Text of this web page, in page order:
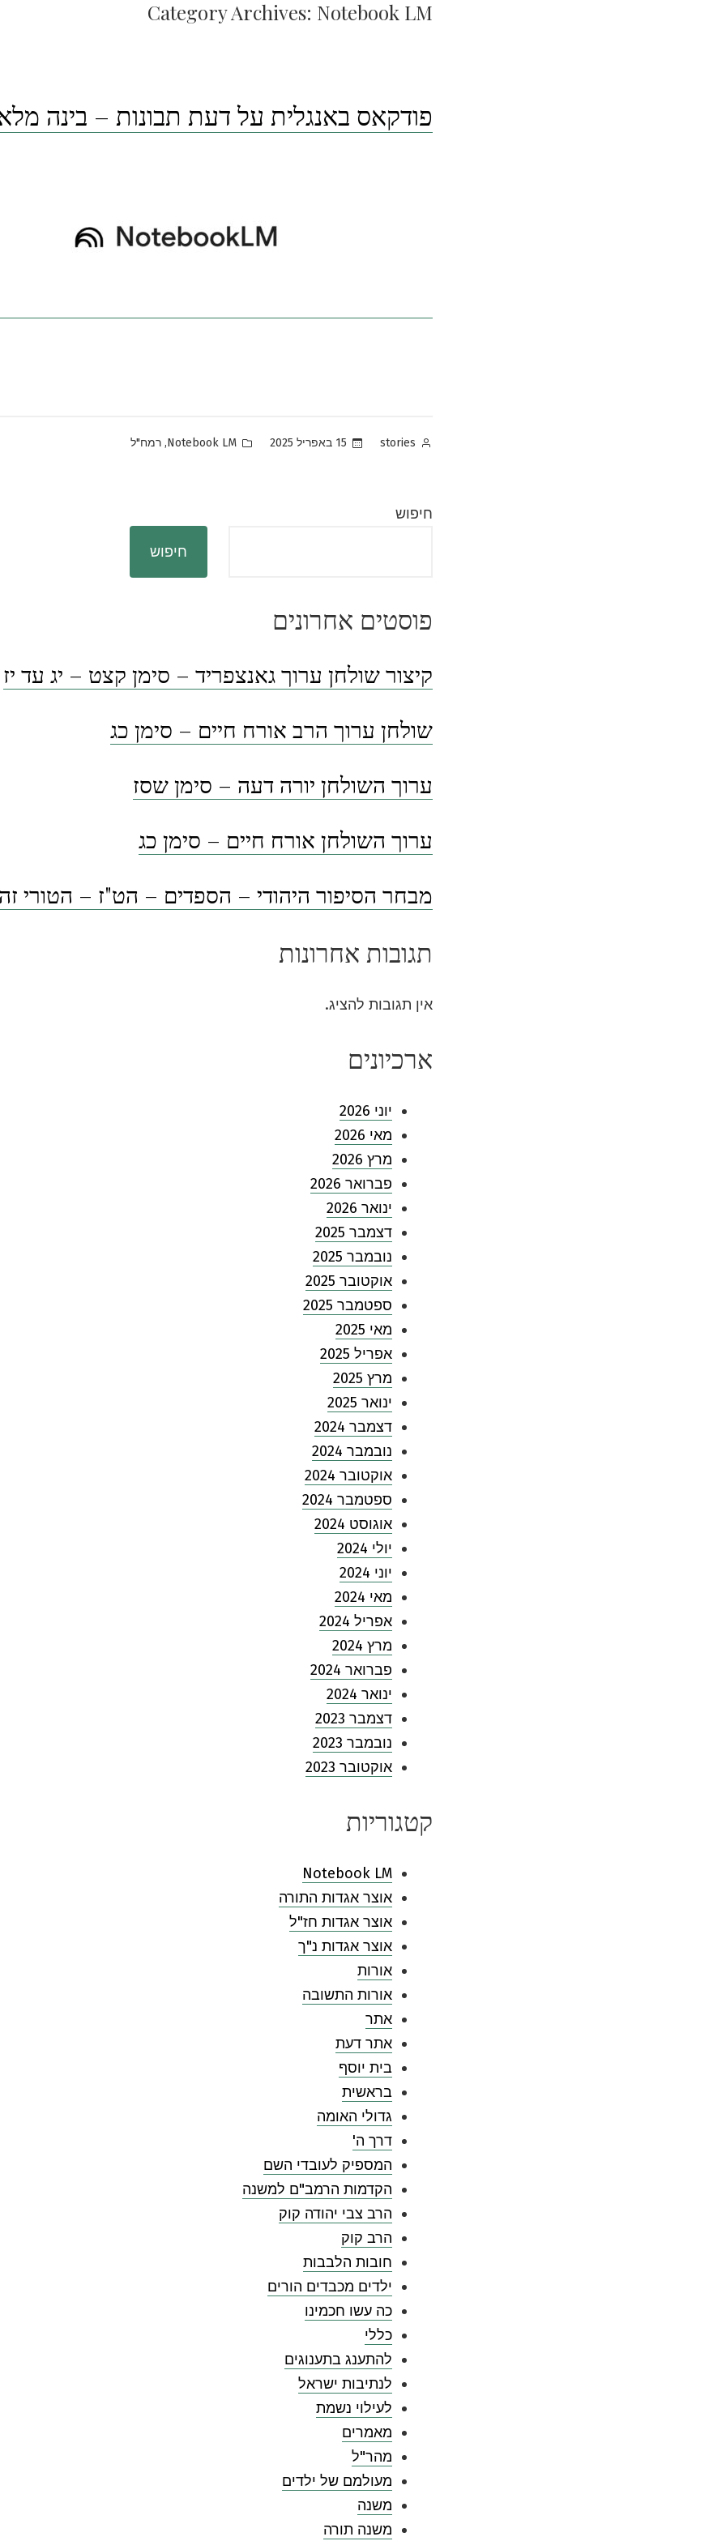
Category Archives: Notebook LM
פודקאס באנגלית על דעת תבונות – בינה
Posted
stories 15 באפריל 2025
Posted
Notebook LM
, רמח"ל
חיפוש
חיפוש
פוסטים אחרונים
קיצור שולחן ערוך גאנצפריד – סימן קצט – יג עד יז
שולחן ערוך הרב אורח חיים – סימן כג
ערוך השולחן יורה דעה – סימן שסז
ערוך השולחן אורח חיים – סימן כג
מבחר הסיפור היהודי – הספדים – הט"ז – הטורי
תגובות אחרונות
אין תגובות להציג.
ארכיונים
יוני 2026
מאי 2026
מרץ 2026
פברואר 2026
ינואר 2026
דצמבר 2025
נובמבר 2025
אוקטובר 2025
ספטמבר 2025
מאי 2025
אפריל 2025
מרץ 2025
ינואר 2025
דצמבר 2024
נובמבר 2024
אוקטובר 2024
ספטמבר 2024
אוגוסט 2024
יולי 2024
יוני 2024
מאי 2024
אפריל 2024
מרץ 2024
פברואר 2024
ינואר 2024
דצמבר 2023
נובמבר 2023
אוקטובר 2023
קטגוריות
Notebook LM
אוצר אגדות התורה
אוצר אגדות חז"ל
אוצר אגדות נ"ך
אורות
אורות התשובה
אתר
אתר דעת
בית יוסף
בראשית
גדולי האומה
דרך ה'
המספיק לעובדי השם
הקדמות הרמב"ם למשנה
הרב צבי יהודה קוק
הרב קוק
חובות הלבבות
ילדים מכבדים הורים
כה עשו חכמינו
כללי
להתענג בתענוגים
לנתיבות ישראל
לעילוי נשמת
מאמרים
מהר"ל
מעולמם של ילדים
משנה
משנה תורה